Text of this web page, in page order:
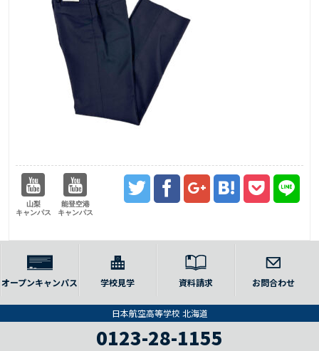
山梨
キャンパス
能登空港
キャンパス
オープンキャンパス 学校見学 資料請求 お問合わせ
日本航空高等学校 北海道
0123-28-1155